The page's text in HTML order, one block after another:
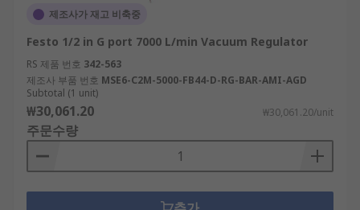
제조사가 재고 비축중
Festo 1/2 in G port 7000 L/min Vacuum Regulator
RS 제품 번호 342-563
제조사 부품 번호 MSE6-C2M-5000-FB44-D-RG-BAR-AMI-AGD
Subtotal (1 unit)
₩30,061.20 ₩30,061.20/unit
주문수량